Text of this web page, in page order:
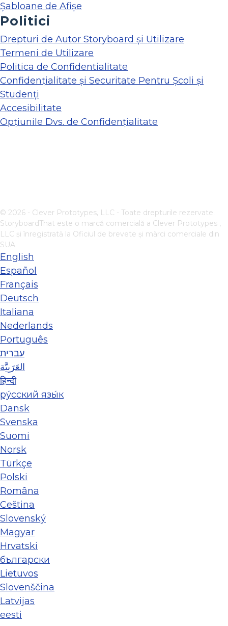
Șabloane de Afișe
Politici
Drepturi de Autor Storyboard și Utilizare
Termeni de Utilizare
Politica de Confidentialitate
Confidențialitate și Securitate Pentru Școli și
Studenți
Accesibilitate
Opțiunile Dvs. de Confidențialitate
© 2026 - Clever Prototypes, LLC - Toate drepturile rezervate.
StoryboardThat este o marcă comercială a Clever Prototypes ,
LLC și înregistrată la Oficiul de brevete și mărci comerciale din
SUA
English
Español
Français
Deutsch
Italiana
Nederlands
Português
עברית
العَرَبِيَّة
हिन्दी
ру́сский язы́к
Dansk
Svenska
Suomi
Norsk
Türkçe
Polski
Româna
Ceština
Slovenský
Magyar
Hrvatski
български
Lietuvos
Slovenščina
Latvijas
eesti